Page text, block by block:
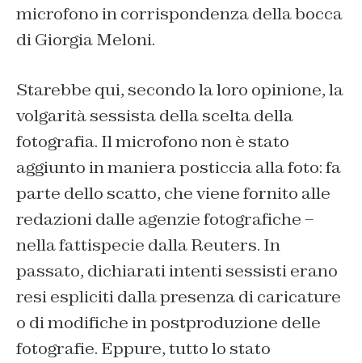
microfono in corrispondenza della bocca
di Giorgia Meloni.
Starebbe qui, secondo la loro opinione, la
volgarità sessista della scelta della
fotografia. Il microfono non è stato
aggiunto in maniera posticcia alla foto: fa
parte dello scatto, che viene fornito alle
redazioni dalle agenzie fotografiche –
nella fattispecie dalla Reuters. In
passato, dichiarati intenti sessisti erano
resi espliciti dalla presenza di caricature
o di modifiche in postproduzione delle
fotografie. Eppure, tutto lo stato